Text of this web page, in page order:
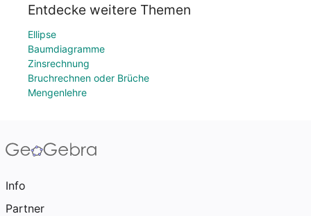
Entdecke weitere Themen
Ellipse
Baumdiagramme
Zinsrechnung
Bruchrechnen oder Brüche
Mengenlehre
Info
Partner